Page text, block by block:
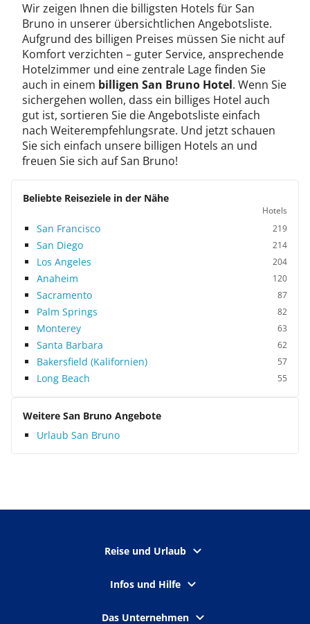
Wir zeigen Ihnen die billigsten Hotels für San
Bruno in unserer übersichtlichen Angebotsliste.
Aufgrund des billigen Preises müssen Sie nicht auf
Komfort verzichten – guter Service, ansprechende
Hotelzimmer und eine zentrale Lage finden Sie
auch in einem billigen San Bruno Hotel. Wenn Sie
sichergehen wollen, dass ein billiges Hotel auch
gut ist, sortieren Sie die Angebotsliste einfach
nach Weiterempfehlungsrate. Und jetzt schauen
Sie sich einfach unsere billigen Hotels an und
freuen Sie sich auf San Bruno!
Beliebte Reiseziele in der Nähe
Hotels
San Francisco 219
San Diego 214
Los Angeles 204
Anaheim 120
Sacramento 87
Palm Springs 82
Monterey 63
Santa Barbara 62
Bakersfield (Kalifornien) 57
Long Beach 55
Weitere San Bruno Angebote
Urlaub San Bruno
Reise und Urlaub
Infos und Hilfe
Das Unternehmen